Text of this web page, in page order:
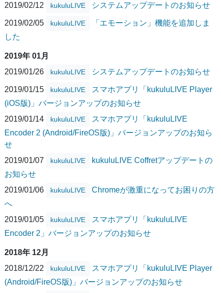
2019/02/12 kukuluLIVE システムアップデートのお知らせ
2019/02/05 kukuluLIVE
「エモーション」機能を追加しま
した
2019年 01月
2019/01/26
kukuluLIVE システムアップデートのお知らせ
2019/01/15 kukuluLIVE
スマホアプリ「kukuluLIVE Player
(iOS版)」バージョンアップのお知らせ
2019/01/14
kukuluLIVE
スマホアプリ「kukuluLIVE
Encoder 2 (Android/FireOS版)」バージョンアップのお知ら
せ
2019/01/07
kukuluLIVE
kukuluLIVE Coffretアップデートの
お知らせ
2019/01/06
kukuluLIVE
Chromeが激重になってお困りの方
へ
2019/01/05
kukuluLIVE
スマホアプリ「kukuluLIVE
Encoder 2」バージョンアップのお知らせ
2018年 12月
2018/12/22
kukuluLIVE
スマホアプリ「kukuluLIVE Player
(Android/FireOS版)」バージョンアップのお知らせ